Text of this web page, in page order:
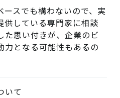
スでも構わないので、実
供している専門家に相談
た思い付きが、企業のビ
力となる可能性もあるの
いて